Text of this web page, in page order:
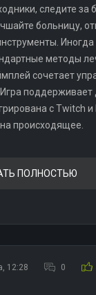
следите
больницу,
Иногда
методы
сочетает
поддерживает
с Twitch
происходящее.
ПОЛНОСТЬЮ
12:28 0